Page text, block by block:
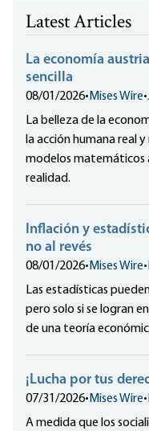
Latest Articles
La economía
sencilla
08/01/2026• Mises Wire•
La belleza de la
la acción humana real
modelos matemáticos
realidad.
Inflación y
no al revés
08/01/2026• Mises Wire•
Las estadísticas
pero solo si se logran
de una teoría
¡Lucha por tus
07/31/2026• Mises Wire•
A medida que los